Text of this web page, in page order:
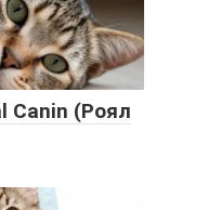
Canin (Роял